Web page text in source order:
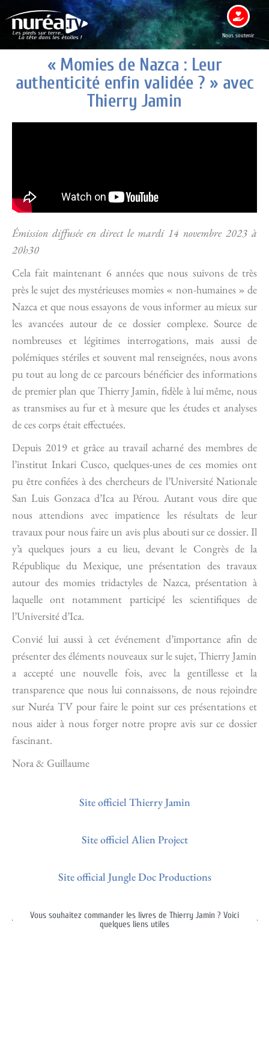
Nous soutenir
« Momies de Nazca : Leur
authenticité enfin validée ? » avec
Thierry Jamin
Émission diffusée en direct le mardi 14 novembre 2023 à
20h30
Cela fait maintenant 6 années que nous suivons de très
près le sujet des mystérieuses momies « non-humaines » de
Nazca et que nous essayons de vous informer au mieux sur
les avancées autour de ce dossier complexe. Source de
nombreuses et légitimes interrogations, mais aussi de
polémiques stériles et souvent mal renseignées, nous avons
pu tout au long de ce parcours bénéficier des informations
de premier plan que Thierry Jamin, fidèle à lui même, nous
as transmises au fur et à mesure que les études et analyses
de ces corps était effectuées.
Depuis 2019 et grâce au travail acharné des membres de
l’institut Inkari Cusco, quelques-unes de ces momies ont
pu être confiées à des chercheurs de l’Université Nationale
San Luis Gonzaca d’Ica au Pérou. Autant vous dire que
nous attendions avec impatience les résultats de leur
travaux pour nous faire un avis plus abouti sur ce dossier. Il
y’a quelques jours a eu lieu, devant le Congrès de la
République du Mexique, une présentation des travaux
autour des momies tridactyles de Nazca, présentation à
laquelle ont notamment participé les scientifiques de
l’Université d’Ica.
Convié lui aussi à cet événement d’importance afin de
présenter des éléments nouveaux sur le sujet, Thierry Jamin
a accepté une nouvelle fois, avec la gentillesse et la
transparence que nous lui connaissons, de nous rejoindre
sur Nuréa TV pour faire le point sur ces présentations et
nous aider à nous forger notre propre avis sur ce dossier
fascinant.
Nora & Guillaume
Site officiel Thierry Jamin
Site officiel Alien Project
Site official Jungle Doc Productions
Vous souhaitez commander les livres de Thierry Jamin ? Voici
quelques liens utiles